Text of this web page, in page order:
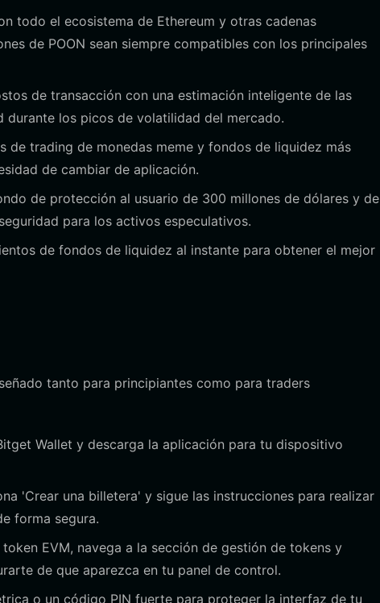
todo el ecosistema de Ethereum y otras cadenas
de POON sean siempre compatibles con los principales
de transacción con una estimación inteligente de las
los picos de volatilidad del mercado.
de trading de monedas meme y fondos de liquidez más
de cambiar de aplicación.
de protección al usuario de 300 millones de dólares y de
para los activos especulativos.
de fondos de liquidez al instante para obtener el mejor
tanto para principiantes como para traders
Wallet y descarga la aplicación para tu dispositivo
'Crear una billetera' y sigue las instrucciones para realizar
forma segura.
token EVM, navega a la sección de gestión de tokens y
de que aparezca en tu panel de control.
o un código PIN fuerte para proteger la interfaz de tu